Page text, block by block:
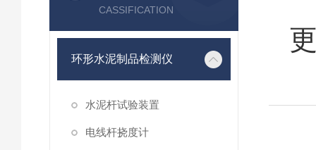
CASSIFICATION
环形水泥制品检测仪
水泥杆试验装置
电线杆挠度计